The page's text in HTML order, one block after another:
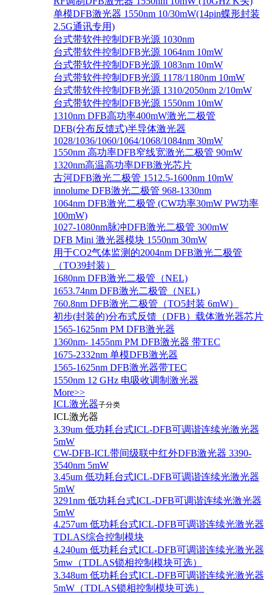
单模DFB激光器 1550nm 10/30mW(14pin蝶形封装
2.5G通讯专用)
台式带软件控制DFB光源 1030nm
台式带软件控制DFB光源 1064nm 10mW
台式带软件控制DFB光源 1083nm 10mW
台式带软件控制DFB光源 1178/1180nm 10mW
台式带软件控制DFB光源 1310/2050nm 2/10mW
台式带软件控制DFB光源 1550nm 10mW
1310nm DFB高功率400mW激光二极管
DFB(分布反馈式)半导体激光器
1028/1036/1060/1064/1068/1084nm 30mW
1550nm 高功率DFB窄线宽激光二极管 90mW
1320nm高温高功率DFB激光芯片
古河DFB激光二极管 1512.5-1600nm 10mW
innolume DFB激光二极管 968-1330nm
1064nm DFB激光二极管 (CW功率30mW PW功率
100mW)
1027-1080nm脉冲DFB激光二极管 300mW
DFB Mini 激光器模块 1550nm 30mW
用于CO2气体监测的2004nm DFB激光二极管
（TO39封装）
1680nm DFB激光二极管（NEL)
1653.74nm DFB激光二极管（NEL)
760.8nm DFB激光二极管（TO5封装 6mW）
初步(封装的)分布式反馈（DFB）载体激光器芯片
1565-1625nm PM DFB激光器
1360nm- 1455nm PM DFB激光器 带TEC
1675-2332nm 单模DFB激光器
1565-1625nm DFB激光器带TEC
1550nm 12 GHz 电吸收调制激光器
More>>
ICL激光器子分类
ICL激光器
3.39um 低功耗台式ICL-DFB可调谐连续光激光器
5mW
CW-DFB-ICL带间级联中红外DFB激光器 3390-
3540nm 5mW
3.45um 低功耗台式ICL-DFB可调谐连续光激光器
5mW
3291nm 低功耗台式ICL-DFB可调谐连续光激光器
5mW
4.257um 低功耗台式ICL-DFB可调谐连续光激光器
TDLAS综合控制模块
4.240um 低功耗台式ICL-DFB可调谐连续光激光器
5mw（TDLAS锁相控制模块可选）
3.348um 低功耗台式ICL-DFB可调谐连续光激光器
5mW（TDLAS锁相控制模块可选）